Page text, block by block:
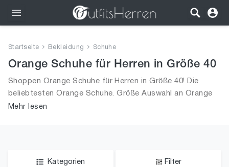
Bekleidung
Wäsche
Schuhe
Startseite Bekleidung Schuhe
Orange Schuhe für Herren in Größe 40
Shoppen Orange Schuhe für Herren in Größe 40! Die
beliebtesten Orange Schuhe. Größe Auswahl an Orange
Schuhe in Größe 40 und alle Trends aus 2026 für Männer!
Mehr lesen
Kategorien Filter